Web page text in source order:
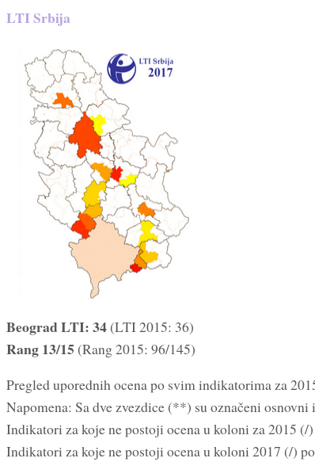
LTI Srbija
Beograd LTI: 34 (LTI 2015: 36)
Rang 13/15 (Rang 2015: 96/145)
Pregled uporednih ocena po svim indikatorima za
Napomena: Sa dve zvezdice (**) su označeni
Indikatori za koje ne postoji ocena u koloni za 2015
Indikatori za koje ne postoji ocena u koloni 2017 (/)